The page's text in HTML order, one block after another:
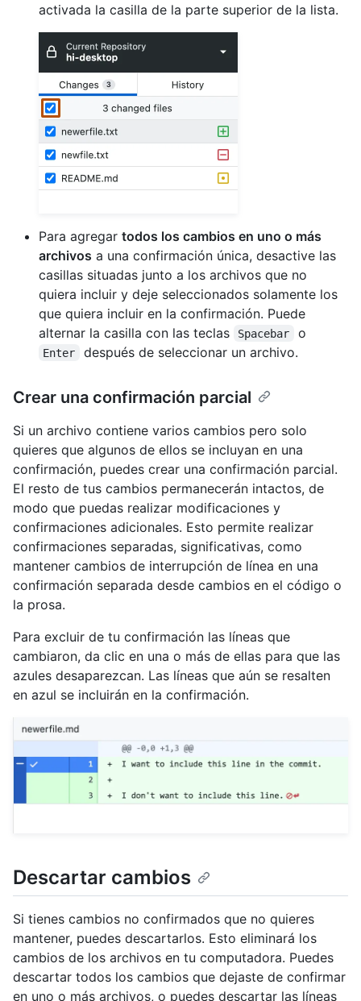
activada la casilla de la parte superior de la lista.
Para agregar todos los cambios en uno o más
archivos a una confirmación única, desactive las
casillas situadas junto a los archivos que no
quiera incluir y deje seleccionados solamente los
que quiera incluir en la confirmación. Puede
alternar la casilla con las teclas
Spacebar o
Enter después de seleccionar un archivo.
Crear una confirmación parcial
Si un archivo contiene varios cambios pero solo
quieres que algunos de ellos se incluyan en una
confirmación, puedes crear una confirmación parcial.
El resto de tus cambios permanecerán intactos, de
modo que puedas realizar modificaciones y
confirmaciones adicionales. Esto permite realizar
confirmaciones separadas, significativas, como
mantener cambios de interrupción de línea en una
confirmación separada desde cambios en el código o
la prosa.
Para excluir de tu confirmación las líneas que
cambiaron, da clic en una o más de ellas para que las
azules desaparezcan. Las líneas que aún se resalten
en azul se incluirán en la confirmación.
Descartar cambios
Si tienes cambios no confirmados que no quieres
mantener, puedes descartarlos. Esto eliminará los
cambios de los archivos en tu computadora. Puedes
descartar todos los cambios que dejaste de confirmar
en uno o más archivos, o puedes descartar las líneas